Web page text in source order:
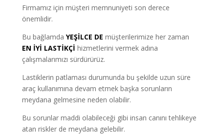
Firmamız için müşteri memnuniyeti son derece
önemlidir.
Bu bağlamda YEŞİLCE DE müşterilerimize her zaman
EN İYİ LASTİKÇİ hizmetlerini vermek adına
çalışmalarımızı sürdürürüz.
Lastiklerin patlaması durumunda bu şekilde uzun süre
araç kullanımına devam etmek başka sorunların
meydana gelmesine neden olabilir.
Bu sorunlar maddi olabileceği gibi insan canını tehlikeye
atan riskler de meydana gelebilir.